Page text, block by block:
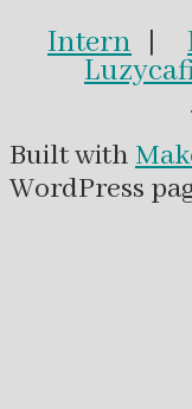
Intern |
Built with
WordPress